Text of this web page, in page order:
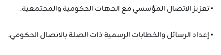
• تعزيز الاتصال المؤسسي مع الجهات الحكومية والمجتمعية.
• إعداد الرسائل والخطابات الرسمية ذات الصلة بالاتصال الحكومي.